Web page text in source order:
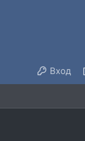
Вход